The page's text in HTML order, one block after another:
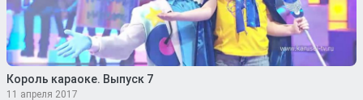
Король караоке. Выпуск 7
11 апреля 2017